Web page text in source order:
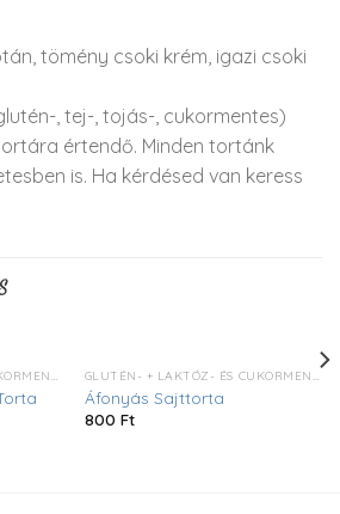
tömény csoki krém, igazi csoki
, tej-, tojás-, cukormentes)
értendő. Minden tortánk
is. Ha kérdésed van keress
Áfonyás Sajttorta
800 Ft